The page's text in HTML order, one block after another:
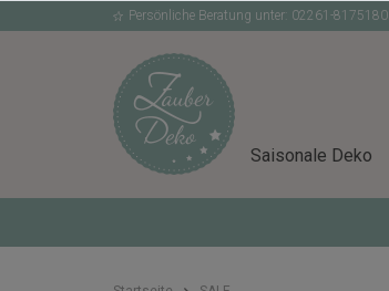
Persönliche Beratung unter: 02261-8175180
Saisonale Deko